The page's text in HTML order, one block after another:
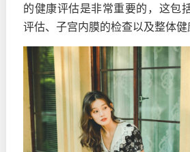
的健康评估是非常重要的，这包
评估、子宫内膜的检查以及整体健